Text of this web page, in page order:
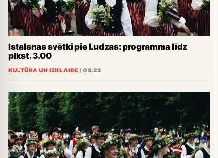
Istalsnas svētki pie Ludzas: programma līdz
plkst. 3.00
KULTŪRA UN IZKLAIDE /09:22